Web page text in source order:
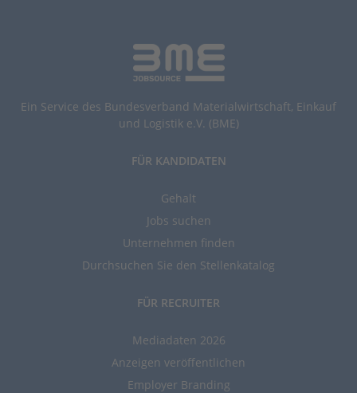
Ein Service des Bundesverband Materialwirtschaft, Einkauf
und Logistik e.V. (BME)
FÜR KANDIDATEN
Gehalt
Jobs suchen
Unternehmen finden
Durchsuchen Sie den Stellenkatalog
FÜR RECRUITER
Mediadaten 2026
Anzeigen veröffentlichen
Employer Branding